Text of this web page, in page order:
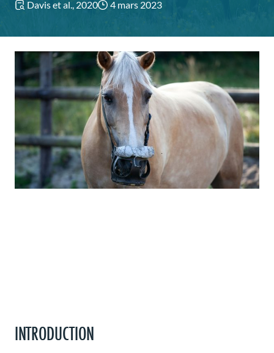
Davis et al., 2020 4 mars 2023
INTRODUCTION